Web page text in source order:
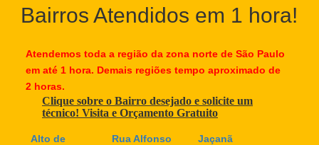
Bairros Atendidos em 1 hora!
Atendemos toda a região da zona norte de São Paulo
em até 1 hora. Demais regiões tempo aproximado de
2 horas.
Clique sobre o Bairro desejado e solicite um
técnico! Visita e Orçamento Gratuito
Alto de
Rua Alfonso
Jaçanã